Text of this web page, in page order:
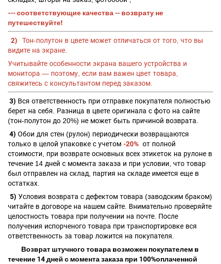
--- соответствующие качества -- возврату не
путешествуйте!
2)
Тон-полутон в цвете может отличаться от того, что вы
видите на экране.
Учитывайте особенности экрана вашего устройства и
монитора — поэтому, если вам важен цвет товара,
свяжитесь с консультантом перед заказом.
3) Вся ответственность при отправке покупателя полностью
берет на себя. Разница в цвете оригинала с фото на сайте
(тон-полутон до 20%) не может быть причиной возврата.
4) Обои для стен (рулон) периодически возвращаются
только в целой упаковке с учетом -20% от полной
стоимости, при возврате основных всех этикеток на рулоне в
течение 14 дней с момента заказа и при условии, что товар
был отправлен на склад, партия на складе имеется еще в
остатках.
5) Условия возврата с дефектом товара (заводским браком)
читайте в договоре на нашем сайте. Внимательно проверяйте
целостность товара при получении на почте. После
получения испорченого товара при транспортировке вся
ответственность за товар ложится на покупателя.
Возврат штучного товара возможен покупателем в
течение 14 дней с момента заказа при 100%оплаченной